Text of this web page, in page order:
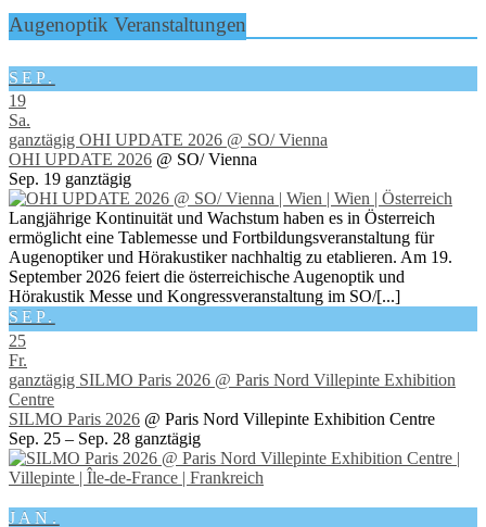
Augenoptik Veranstaltungen
SEP.
19
Sa.
ganztägig OHI UPDATE 2026 @ SO/ Vienna
OHI UPDATE 2026 @ SO/ Vienna
Sep. 19 ganztägig
Langjährige Kontinuität und Wachstum haben es in Österreich
ermöglicht eine Tablemesse und Fortbildungsveranstaltung für
Augenoptiker und Hörakustiker nachhaltig zu etablieren. Am 19.
September 2026 feiert die österreichische Augenoptik und
Hörakustik Messe und Kongressveranstaltung im SO/[...]
SEP.
25
Fr.
ganztägig SILMO Paris 2026 @ Paris Nord Villepinte Exhibition
Centre
SILMO Paris 2026 @ Paris Nord Villepinte Exhibition Centre
Sep. 25 – Sep. 28 ganztägig
JAN.